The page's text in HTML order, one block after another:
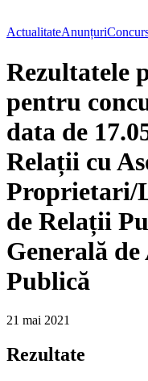
ActualitateAnunțuri
Rezultatele
pentru
data de
Relații cu
Proprietari/
de Relații
Generală
Publică
21 mai 2021
Rezultate